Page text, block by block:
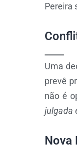
Pereira
Uma
prevê
não é
julgada
Nova